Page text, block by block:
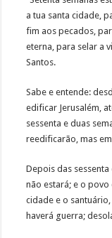
a tua santa cidade,
fim aos pecados,
eterna, para selar a
Santos.
Sabe e entende:
edificar Jerusalém,
sessenta e duas
reedificarão, mas
Depois das
não estará; e o
cidade e o
haverá guerra;